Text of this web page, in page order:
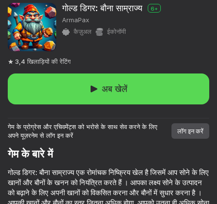
गोल्ड डिगर: बौना साम्राज्य 6+
ArmaPax
कैज़ुअल
ईकोनॉमी
3,4 खिलाड़ियों की रेटिंग
अब खेलें
गेम के प्रोग्रेस और एचिवमेंट्स को भरोसे के साथ सेव करने के लिए
अपने यूज़रनेम से लॉग इन करें
लॉग इन करें
गेम के बारे में
गोल्ड डिगर: बौना साम्राज्य एक रोमांचक निष्क्रिय खेल है जिसमें आप सोने के लिए
खानों और बौनों के खनन को नियंत्रित करते हैं । आपका लक्ष्य सोने के उत्पादन
को बढ़ाने के लिए अपनी खानों को विकसित करना और बौनों में सुधार करना है ।